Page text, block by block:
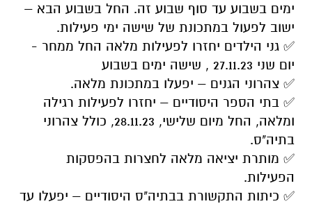
ימים בשבוע עד סוף שבוע זה. החל בשבוע הבא –
ישוב לפעול במתכונת של שישה ימי פעילות.
✅ גני הילדים יחזרו לפעילות מלאה החל ממחר -
יום שני 27.11.23 , שישה ימים בשבוע
✅ צהרוני הגנים – יפעלו במתכונת מלאה.
✅ בתי הספר היסודיים – יחזרו לפעילות רגילה
ומלאה, החל מיום שלישי, 28.11.23, כולל צהרוני
בתיה"ס.
✅ מותרת יציאה מלאה לחצרות בהפסקות
הפעילות.
✅ כיתות התקשורת בבתיה"ס היסודיים – יפעלו עד